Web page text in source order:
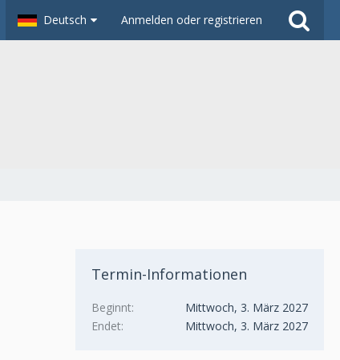
Deutsch Anmelden oder registrieren
Termin-Informationen
Beginnt
Mittwoch, 3. März 2027
Endet
Mittwoch, 3. März 2027